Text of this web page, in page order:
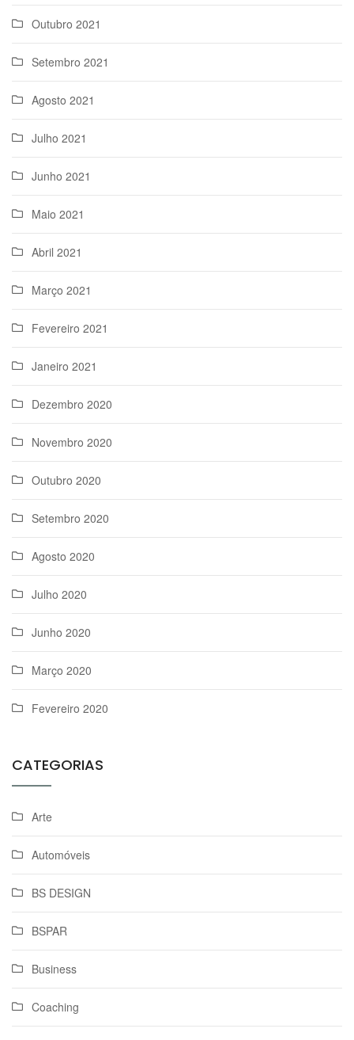
Outubro 2021
Setembro 2021
Agosto 2021
Julho 2021
Junho 2021
Maio 2021
Abril 2021
Março 2021
Fevereiro 2021
Janeiro 2021
Dezembro 2020
Novembro 2020
Outubro 2020
Setembro 2020
Agosto 2020
Julho 2020
Junho 2020
Março 2020
Fevereiro 2020
CATEGORIAS
Arte
Automóveis
BS DESIGN
BSPAR
Business
Coaching